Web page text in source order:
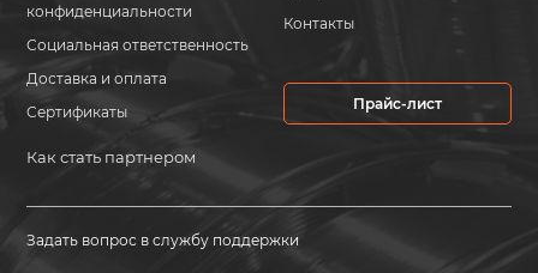
конфиденциальности
Социальная ответственность
Доставка и оплата
Сертификаты
Как стать партнером
Контакты
Прайс-лист
Задать вопрос в службу поддержки